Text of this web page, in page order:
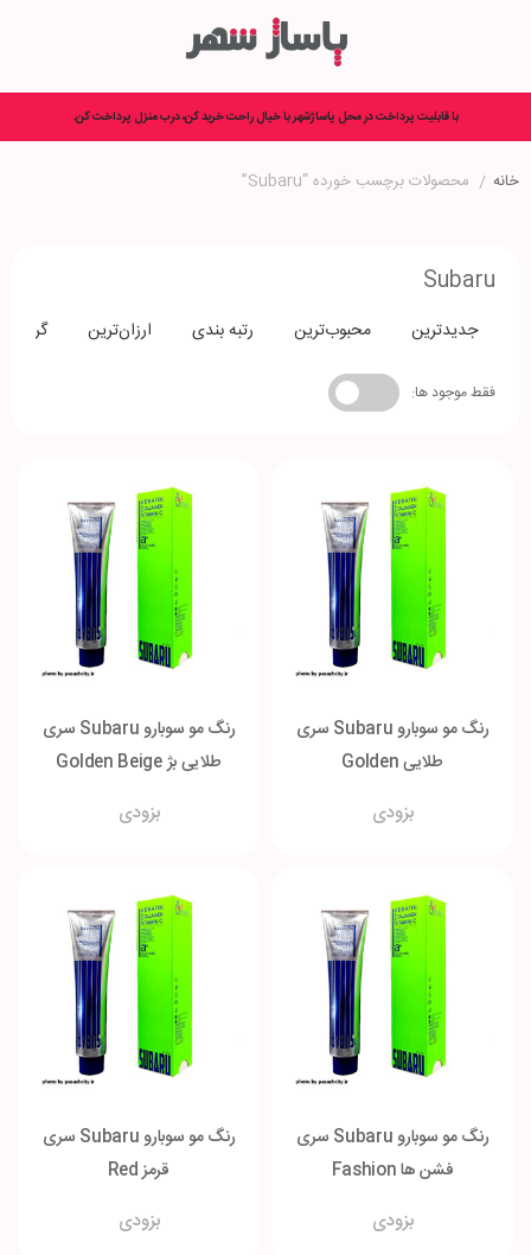
با قابلیت پرداخت در محل پاساژشهر با خیال راحت خرید کن، درب منزل پرداخت کن.
خانه / محصولات برچسب خورده “Subaru”
Subaru
جدیدترین محبوب‌ترین رتبه بندی ارزان‌ترین
فقط موجود ها:
رنگ مو سوبارو Subaru سری
طلایی Golden
بزودی
رنگ مو سوبارو Subaru سری
طلایی بژ Golden Beige
بزودی
رنگ مو سوبارو Subaru سری
فشن ها Fashion
بزودی
رنگ مو سوبارو Subaru سری
قرمز Red
بزودی